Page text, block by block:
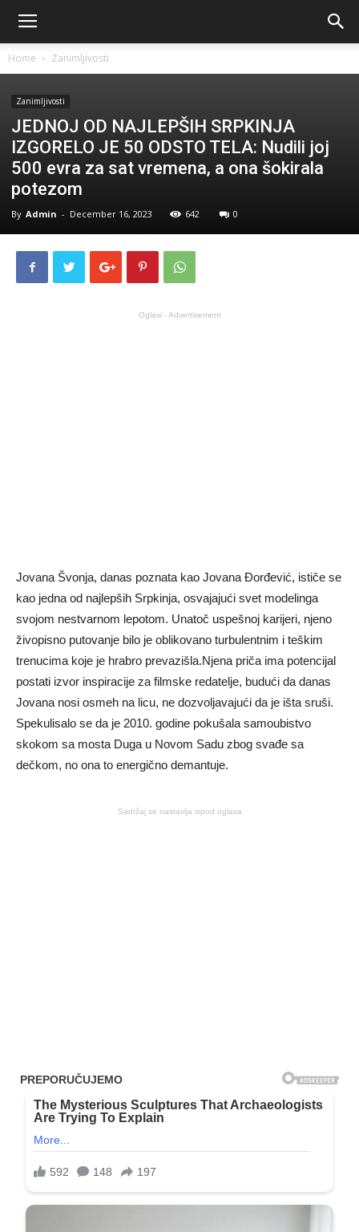
Home Zanimljivosti
Zanimljivosti
JEDNOJ OD NAJLEPŠIH SRPKINJA
IZGORELO JE 50 ODSTO TELA: Nudili joj
500 evra za sat vremena, a ona šokirala
potezom
By Admin - December 16, 2023 642 0
Oglasi - Advertisement
Jovana Švonja, danas poznata kao Jovana Đorđević, ističe se
kao jedna od najlepših Srpkinja, osvajajući svet modelinga
svojom nestvarnom lepotom. Unatoč uspešnoj karijeri, njeno
živopisno putovanje bilo je oblikovano turbulentnim i teškim
trenucima koje je hrabro prevazišla.Njena priča ima potencijal
postati izvor inspiracije za filmske redatelje, budući da danas
Jovana nosi osmeh na licu, ne dozvoljavajući da je išta sruši.
Spekulisalo se da je 2010. godine pokušala samoubistvo
skokom sa mosta Duga u Novom Sadu zbog svađe sa
dečkom, no ona to energično demantuje.
Sadržaj se nastavlja ispod oglasa